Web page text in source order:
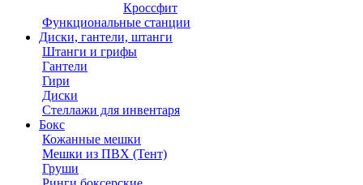
Кроссфит
Функциональные станции
Диски, гантели, штанги
Штанги и грифы
Гантели
Гири
Диски
Стеллажи для инвентаря
Бокс
Кожанные мешки
Мешки из ПВХ (Тент)
Груши